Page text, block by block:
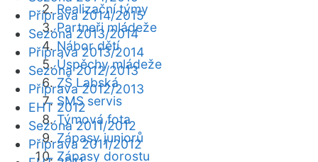
Realizační týmy
Partneři mládeže
Nábor dětí
Úspěchy mládeže
ZŠ Labská
SMS servis
Týmová fota
Zápasy juniorů
Zápasy dorostu
Příprava 2014/2015
Sezóna 2013/2014
Příprava 2013/2014
Sezóna 2012/2013
Příprava 2012/2013
EHT 2012
Sezóna 2011/2012
Příprava 2011/2012